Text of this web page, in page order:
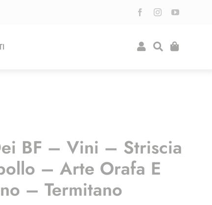
BF – Vini – Striscia
– Arte Orafa E
– Termitano